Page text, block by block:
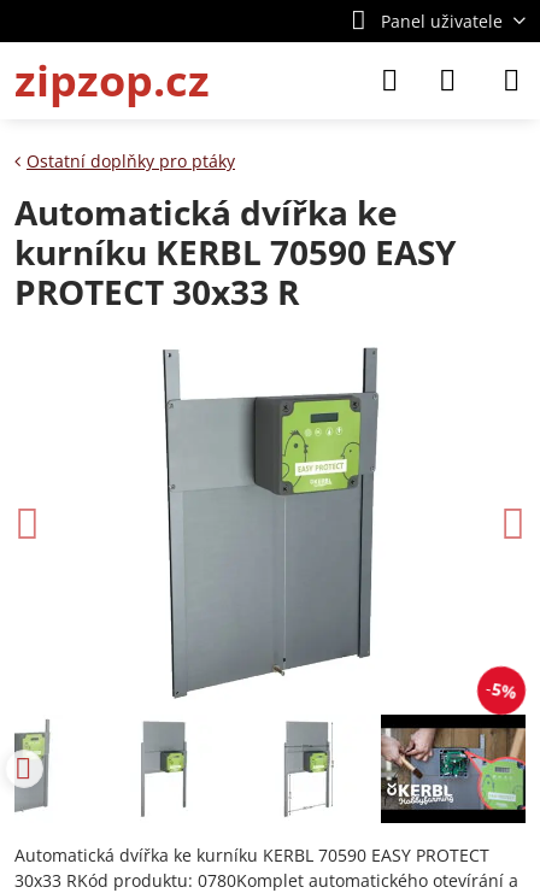
Panel uživatele
zipzop.cz
5%
Ostatní doplňky pro ptáky
Automatická dvířka ke
kurníku KERBL 70590 EASY
PROTECT 30x33 R
Automatická dvířka ke kurníku KERBL 70590 EASY PROTECT
30x33 RKód produktu: 0780Komplet automatického otevírání a